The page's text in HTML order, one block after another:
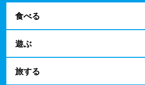
食べる
遊ぶ
旅する